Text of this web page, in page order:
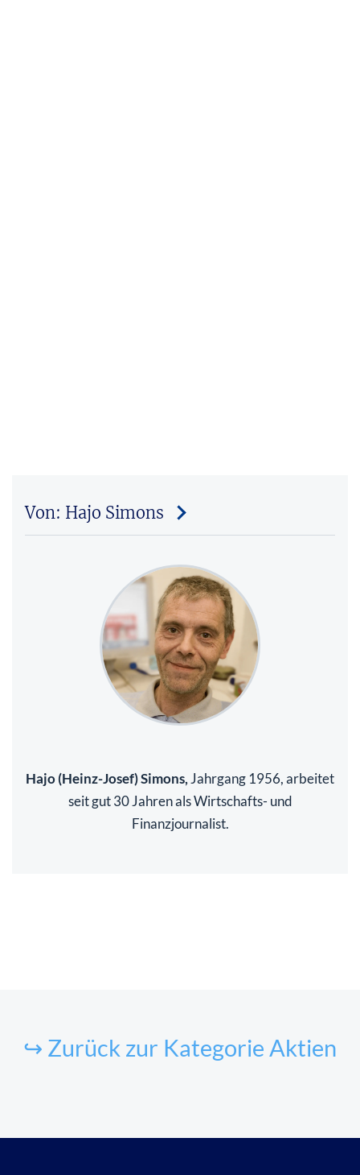
Von: Hajo Simons
Hajo (Heinz-Josef) Simons, Jahrgang 1956, arbeitet
seit gut 30 Jahren als Wirtschafts- und
Finanzjournalist.
↪ Zurück zur Kategorie Aktien